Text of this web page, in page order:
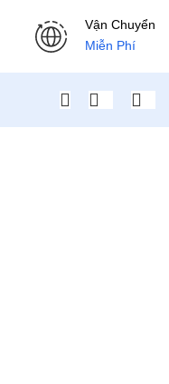
Vận Chuyển
Miễn Phí